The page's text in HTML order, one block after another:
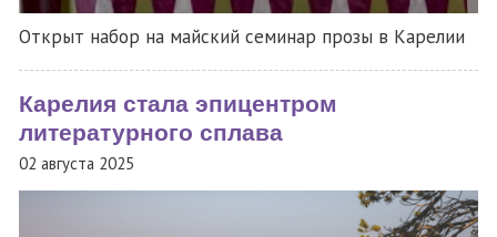
Открыт набор на майский семинар прозы в Карелии
Карелия стала эпицентром
литературного сплава
02 августа 2025